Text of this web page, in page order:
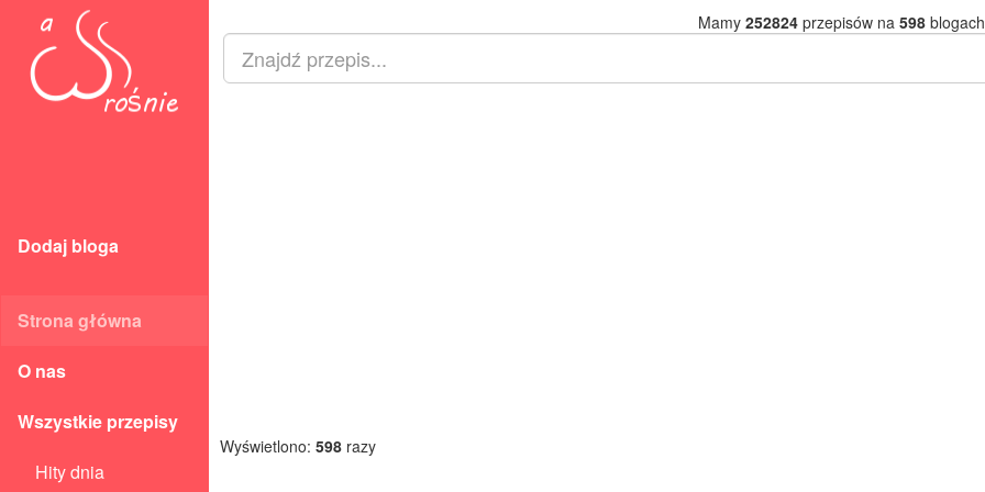
Dodaj bloga
Strona główna
O nas
Wszystkie przepisy
Hity dnia
Mamy 252824przepisów na 598
Wyświetlono: 598 razy